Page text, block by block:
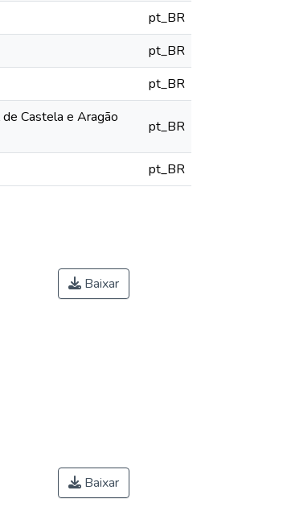
pt_BR
pt_BR
pt_BR
Castela e Aragão
pt_BR
pt_BR
Baixar
Baixar